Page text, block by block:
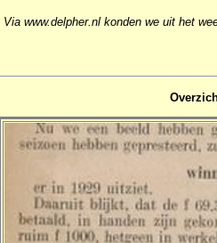
Via www.delpher.nl konden we uit het